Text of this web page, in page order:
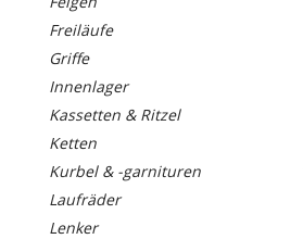
Freiläufe
Griffe
Innenlager
Kassetten & Ritzel
Ketten
Kurbel & -garnituren
Laufräder
Lenker